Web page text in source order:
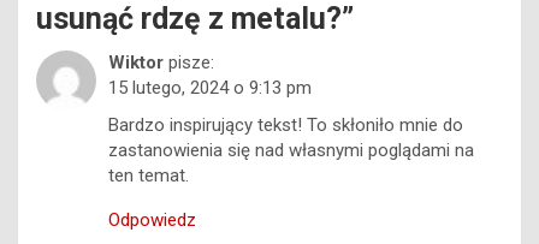
usunąć rdzę z metalu?”
Wiktor pisze:
15 lutego, 2024 o 9:13 pm
Bardzo inspirujący tekst! To skłoniło mnie do
zastanowienia się nad własnymi poglądami na
ten temat.
Odpowiedz